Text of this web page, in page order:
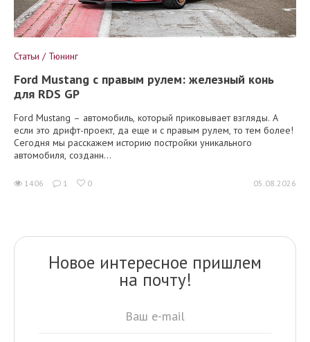
Статьи / Тюнинг
Ford Mustang с правым рулем: железный конь
для RDS GP
Ford Mustang – автомобиль, который приковывает взгляды. А
если это дрифт-проект, да еще и с правым рулем, то тем более!
Сегодня мы расскажем историю постройки уникального
автомобиля, созданн...
1406 1 0 05.08.2026
Новое интересное пришлем
на почту!